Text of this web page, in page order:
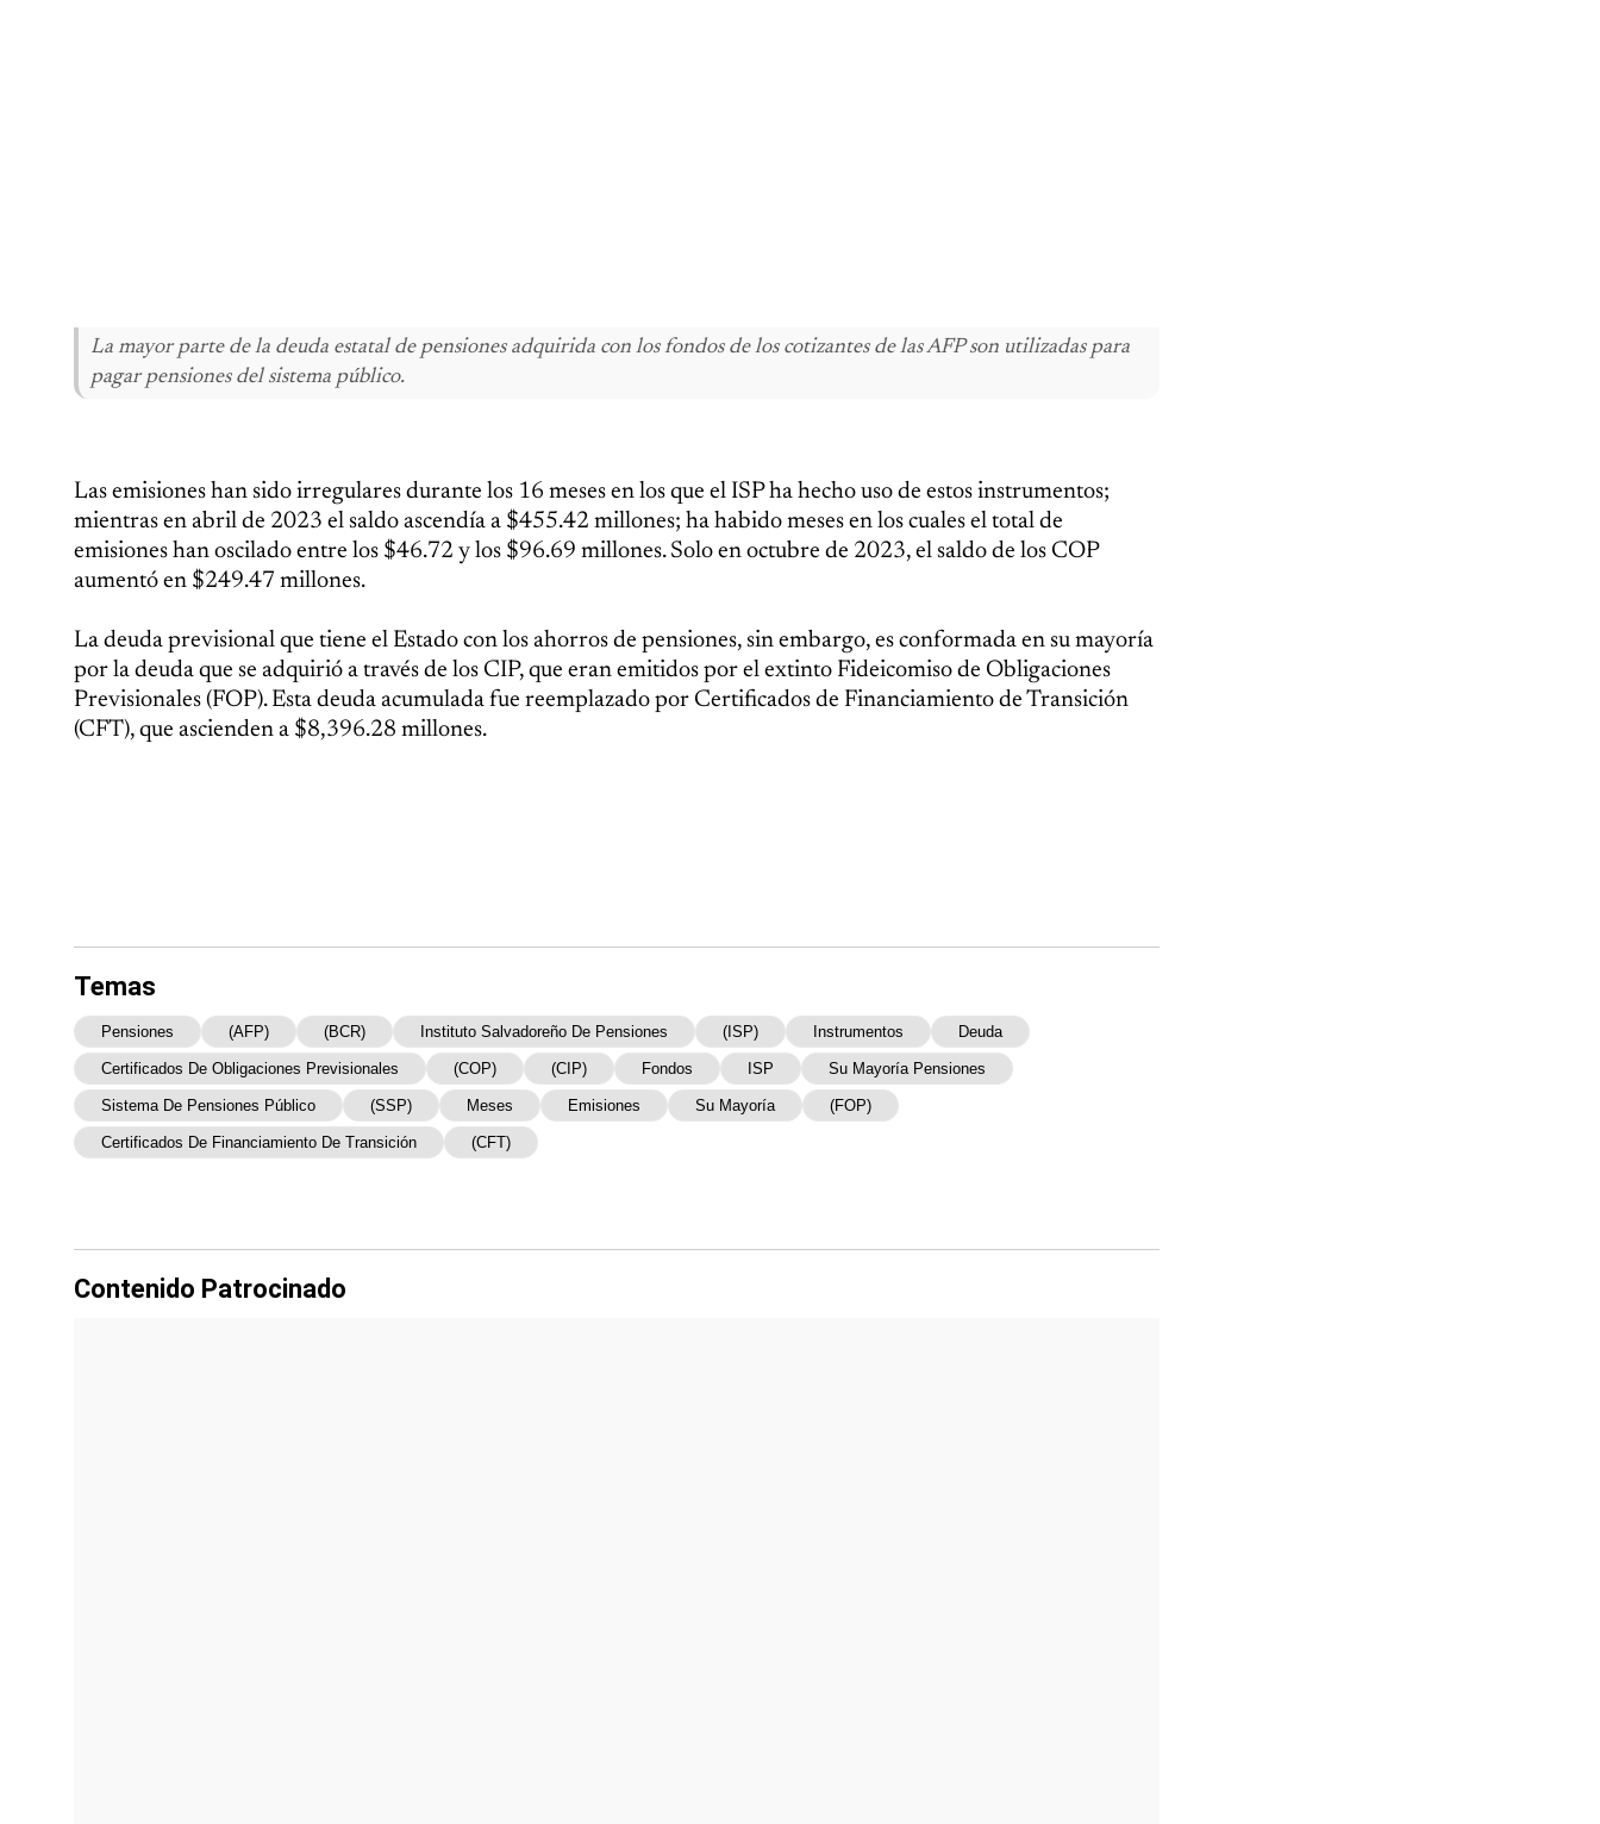
La mayor parte de la deuda estatal de pensiones adquirida con los fondos de los cotizantes de las AFP son utilizadas para
pagar pensiones del sistema público.
Las emisiones han sido irregulares durante los 16 meses en los que el ISP ha hecho uso de estos instrumentos;
mientras en abril de 2023 el saldo ascendía a $455.42 millones; ha habido meses en los cuales el total de
emisiones han oscilado entre los $46.72 y los $96.69 millones. Solo en octubre de 2023, el saldo de los COP
aumentó en $249.47 millones.
La deuda previsional que tiene el Estado con los ahorros de pensiones, sin embargo, es conformada en su mayoría
por la deuda que se adquirió a través de los CIP, que eran emitidos por el extinto Fideicomiso de Obligaciones
Previsionales (FOP). Esta deuda acumulada fue reemplazado por Certificados de Financiamiento de Transición
(CFT), que ascienden a $8,396.28 millones.
Temas
Pensiones (AFP) (BCR) Instituto Salvadoreño De Pensiones (ISP) Instrumentos Deuda
Certificados De Obligaciones Previsionales (COP) (CIP) Fondos ISP Su Mayoría Pensiones
Sistema De Pensiones Público (SSP) Meses Emisiones Su Mayoría (FOP)
Certificados De Financiamiento De Transición (CFT)
Contenido Patrocinado